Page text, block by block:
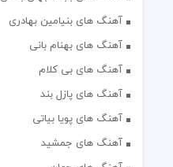
آهنگ های بنیامین بهادری
آهنگ های بهنام بانی
آهنگ های بی کلام
آهنگ های پازل بند
آهنگ های پویا بیاتی
آهنگ های جمشید